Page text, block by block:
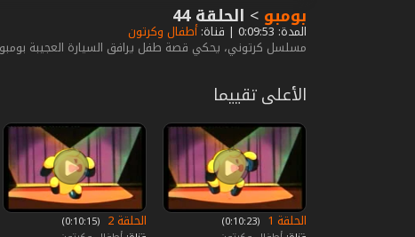
بومبو > الحلقة 44
المدة: 0:09:53 | قناة: أطفال وكرتون
مسلسل كرتوني، يحكي قصة طفل يرافق السيارة العجيبة
الأعلى تقييما
الحلقة 1
‏ (0:10:23)
الحلقة 2
‏ (0:10:15)